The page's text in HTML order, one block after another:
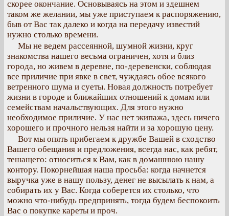
скорее окончание. Основываясь на этом и здешнем
таком же желании, мы уже приступаем к распоряжению,
быв от Вас так далеко и когда на передачу известий
нужно столько времени.
Мы не ведем рассеянной, шумной жизни, круг
знакомства нашего весьма ограничен, хотя и близ
города, но живем в деревне, по-деревенски, соблюдая
все приличие при явке в свет, чуждаясь обое всякого
ветренного шума и суеты. Новая должность потребует
жизни в городе и ближайших отношений к домам или
семействам начальствующих. Для этого нужно
необходимое приличие. У нас нет экипажа, здесь ничего
хорошего и прочного нельзя найти и за хорошую цену.
Вот мы опять прибегаем к дружбе Вашей в сходство
Вашего обещания и предложения, всегда нас, как ребят,
тешащего: относиться к Вам, как в домашнюю нашу
контору. Покорнейшая наша просьба: когда начнется
выручка уже в нашу пользу, денег не высылать к нам, а
собирать их у Вас. Когда соберется их столько, что
можно что-нибудь предпринять, тогда будем беспокоить
Вас о покупке кареты и проч.